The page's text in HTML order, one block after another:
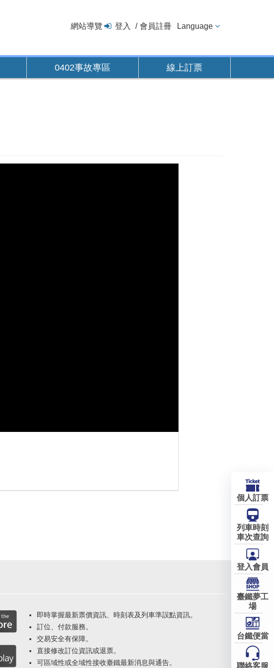
網站導覽 登入 會員註冊 Language
0402事故專區 線上訂票
即時掌握最新票價資訊、時刻表及列車準誤點資訊。
訂位、付款服務。
交易安全有保障。
直接修改訂位資訊或退票。
可區域性或全域性接收臺鐵最新消息與通告。
個人訂票
列車時刻
車次查詢
登入會員
臺鐵夢工
場
台鐵便當
聯絡客服